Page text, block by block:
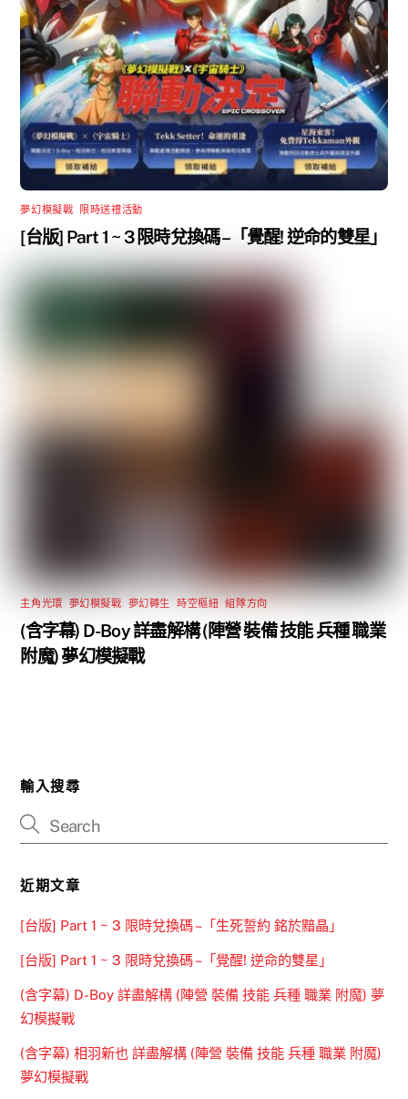
夢幻模擬戰 限時送禮活動
[台版] Part 1 ~ 3 限時兌換碼 –「覺醒! 逆命的雙星」
主角光環 夢幻模擬戰 夢幻轉生 時空樞紐 ,組隊方向
(含字幕) D-Boy 詳盡解構 (陣營 裝備 技能 兵種 職業
附魔) 夢幻模擬戰
輸入搜尋
近期文章
[台版] Part 1 ~ 3 限時兌換碼 –「生死誓約 銘於黯晶」
[台版] Part 1 ~ 3 限時兌換碼 –「覺醒! 逆命的雙星」
(含字幕) D-Boy 詳盡解構 (陣營 裝備 技能 兵種 職業 附魔) 夢
幻模擬戰
(含字幕) 相羽新也 詳盡解構 (陣營 裝備 技能 兵種 職業 附魔)
夢幻模擬戰